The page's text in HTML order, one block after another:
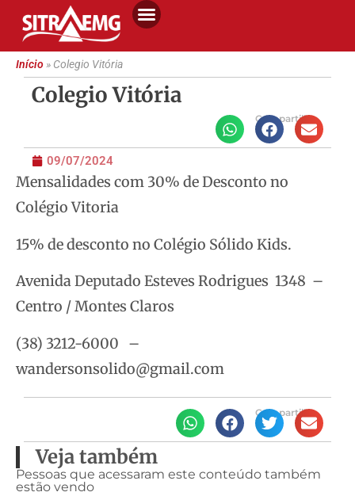
Início» Colegio Vitória
Colegio Vitória
Compartilhe
09/07/2024
Mensalidades com 30% de Desconto no
Colégio Vitoria
15% de desconto no Colégio Sólido Kids.
Avenida Deputado Esteves Rodrigues 1348 –
Centro / Montes Claros
(38) 3212-6000 –
wandersonsolido@gmail.com
Compartilhe
Veja também
Pessoas que acessaram este conteúdo também
estão vendo